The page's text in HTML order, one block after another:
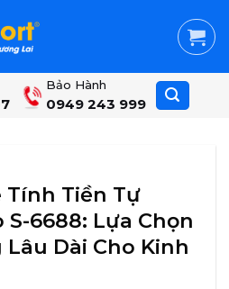
Bảo Hành
0949 243 999
Tính Tiền Tự
6688: Lựa Chọn
Dài Cho Kinh